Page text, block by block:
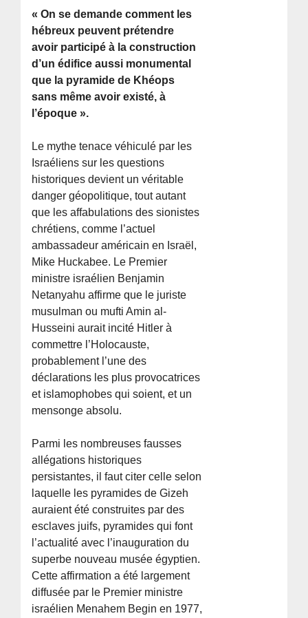
« On se demande comment les
hébreux peuvent prétendre
avoir participé à la construction
d’un édifice aussi monumental
que la pyramide de Khéops
sans même avoir existé, à
l’époque ».
Le mythe tenace véhiculé par les
Israéliens sur les questions
historiques devient un véritable
danger géopolitique, tout autant
que les affabulations des sionistes
chrétiens, comme l’actuel
ambassadeur américain en Israël,
Mike Huckabee. Le Premier
ministre israélien Benjamin
Netanyahu affirme que le juriste
musulman ou mufti Amin al-
Husseini aurait incité Hitler à
commettre l’Holocauste,
probablement l’une des
déclarations les plus provocatrices
et islamophobes qui soient, et un
mensonge absolu.
Parmi les nombreuses fausses
allégations historiques
persistantes, il faut citer celle selon
laquelle les pyramides de Gizeh
auraient été construites par des
esclaves juifs, pyramides qui font
l’actualité avec l’inauguration du
superbe nouveau musée égyptien.
Cette affirmation a été largement
diffusée par le Premier ministre
israélien Menahem Begin en 1977,